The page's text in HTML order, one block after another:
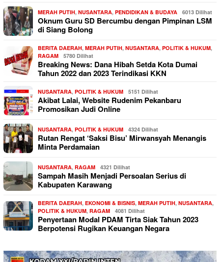
MERAH PUTIH, NUSANTARA, PENDIDIKAN & BUDAYA 6013 Dilihat
Oknum Guru SD Bercumbu dengan Pimpinan LSM
di Siang Bolong
BERITA DAERAH, MERAH PUTIH, NUSANTARA, POLITIK & HUKUM,
RAGAM
5780 Dilihat
Breaking News: Dana Hibah Setda Kota Dumai
Tahun 2022 dan 2023 Terindikasi KKN
NUSANTARA, POLITIK & HUKUM 5151 Dilihat
Akibat Lalai, Website Rudenim Pekanbaru
Promosikan Judi Online
NUSANTARA, POLITIK & HUKUM 4324 Dilihat
Rutan Rengat ‘Saksi Bisu’ Mirwansyah Menangis
Minta Perdamaian
NUSANTARA, RAGAM 4321 Dilihat
Sampah Masih Menjadi Persoalan Serius di
Kabupaten Karawang
BERITA DAERAH, EKONOMI & BISNIS, MERAH PUTIH, NUSANTARA,
POLITIK & HUKUM, RAGAM 4081 Dilihat
Penyertaan Modal PDAM Tirta Siak Tahun 2023
Berpotensi Rugikan Keuangan Negara